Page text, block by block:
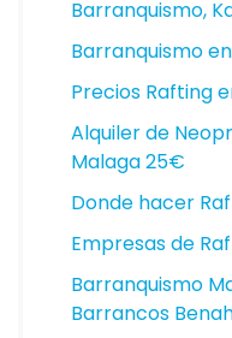
Barranquismo,
Barranquismo
Precios Rafting
Alquiler de
Malaga 25€
Donde hacer
Empresas de
Barranquismo
Barrancos